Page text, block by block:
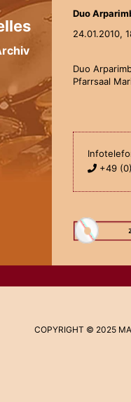
Duo
24.01.2010,
Duo
Pfarrsaal
+49
COPYRIGHT © 2025